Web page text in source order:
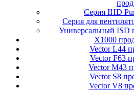
Серия IHD
Серия для
Универсальный ISD
X1000
Vector L44
Vector F63
Vector M43
Vector S8
Vector V8